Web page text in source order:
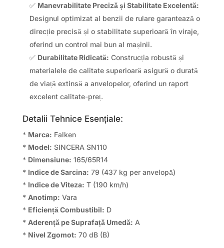
✅ Manevrabilitate Preciză și Stabilitate Excelentă:
Designul optimizat al benzii de rulare garantează o
direcție precisă și o stabilitate superioară în viraje,
oferind un control mai bun al mașinii.
✅ Durabilitate Ridicată: Construcția robustă și
materialele de calitate superioară asigură o durată
de viață extinsă a anvelopelor, oferind un raport
excelent calitate-preț.
Detalii Tehnice Esențiale:
* Marca: Falken
* Model: SINCERA SN110
* Dimensiune: 165/65R14
* Indice de Sarcina: 79 (437 kg per anvelopă)
* Indice de Viteza: T (190 km/h)
* Anotimp: Vara
* Eficiență Combustibil: D
* Aderență pe Suprafață Umedă: A
* Nivel Zgomot: 70 dB (B)